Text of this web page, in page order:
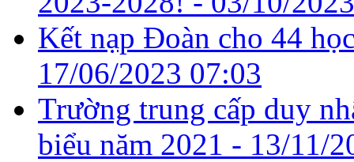
Kết nạp Đoàn cho 44
17/06/2023 07:03
Trường trung cấp duy
biểu năm 2021 - 13/11/